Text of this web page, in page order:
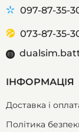
097-87-35-
073-87-35-
ІНФОРМАЦІЯ
Доставка і
Політика